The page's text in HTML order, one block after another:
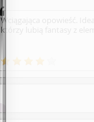
Wciągająca opowieść.
którzy lubią fantasy z